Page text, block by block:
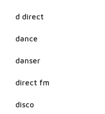
d direct
dance
danser
direct fm
disco